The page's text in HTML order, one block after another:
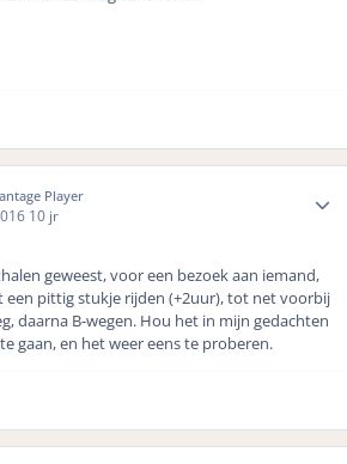
Player
10 jr
geweest, voor een bezoek aan iemand,
een pittig stukje rijden (+2uur), tot net voorbij
daarna B-wegen. Hou het in mijn gedachten
gaan, en het weer eens te proberen.